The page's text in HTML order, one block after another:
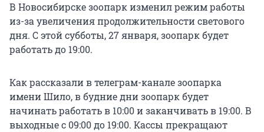
В Новосибирске зоопарк изменил режим работы
из-за увеличения продолжительности светового
дня. С этой субботы, 27 января, зоопарк будет
работать до 19:00.
Как рассказали в телеграм-канале зоопарка
имени Шило, в будние дни зоопарк будет
начинать работать в 10:00 и заканчивать в 19:00. В
выходные с 09:00 до 19:00. Кассы прекращают